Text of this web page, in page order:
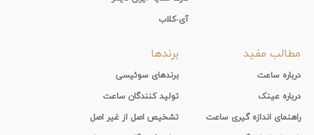
آی-کلاب
مطالب مفید
درباره ساعت
درباره عینک
راهنمای اندازه گیری ساعت
برندها
برندهای سوئیسی
تولید کنندگان ساعت
تشخیص اصل از غیر اصل